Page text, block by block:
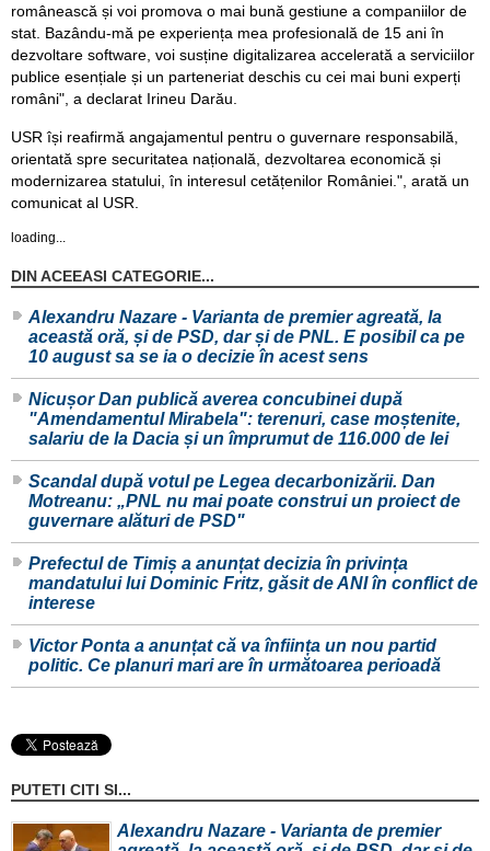
românească și voi promova o mai bună gestiune a companiilor de
stat. Bazându-mă pe experiența mea profesională de 15 ani în
dezvoltare software, voi susține digitalizarea accelerată a serviciilor
publice esențiale și un parteneriat deschis cu cei mai buni experți
români", a declarat Irineu Darău.
USR își reafirmă angajamentul pentru o guvernare responsabilă,
orientată spre securitatea națională, dezvoltarea economică și
modernizarea statului, în interesul cetățenilor României.", arată un
comunicat al USR.
loading...
DIN ACEEASI CATEGORIE...
Alexandru Nazare - Varianta de premier agreată, la
această oră, și de PSD, dar și de PNL. E posibil ca pe
10 august sa se ia o decizie în acest sens
Nicușor Dan publică averea concubinei după
"Amendamentul Mirabela": terenuri, case moștenite,
salariu de la Dacia și un împrumut de 116.000 de lei
Scandal după votul pe Legea decarbonizării. Dan
Motreanu: „PNL nu mai poate construi un proiect de
guvernare alături de PSD"
Prefectul de Timiș a anunțat decizia în privința
mandatului lui Dominic Fritz, găsit de ANI în conflict de
interese
Victor Ponta a anunțat că va înființa un nou partid
politic. Ce planuri mari are în următoarea perioadă
PUTETI CITI SI...
Alexandru Nazare - Varianta de premier